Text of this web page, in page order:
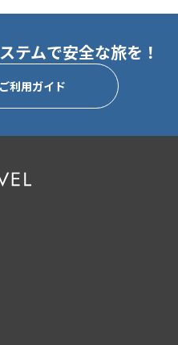
テムで安全な旅を！
利用ガイド